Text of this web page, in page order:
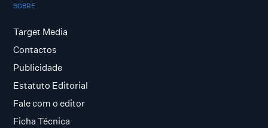
SOBRE
Target Media
Contactos
Publicidade
Estatuto Editorial
Fale com o editor
Ficha Técnica